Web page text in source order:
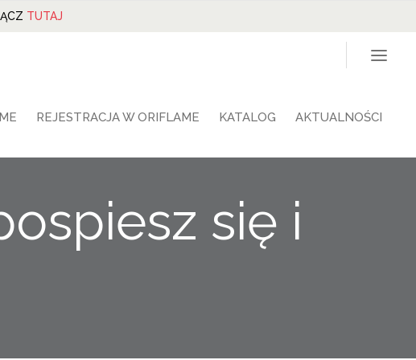
TUTAJ
REJESTRACJA W ORIFLAME KATALOG AKTUALNOŚCI
się i